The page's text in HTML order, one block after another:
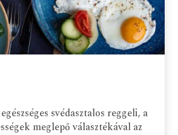
svédasztalos reggeli, a
meglepő választékával az